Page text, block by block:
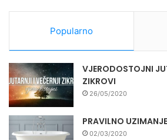
Popularno
VJERODOSTOJNI
ZIKROVI
26/05/2020
PRAVILNO
02/03/2020